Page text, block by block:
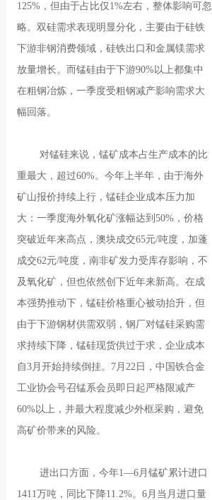
125%，但由于占比仅1%左右，整体影响可忽
略。双硅需求表现明显分化，主要由于硅铁
下游非钢消费领域，硅铁出口和金属镁需求
放量增长。而锰硅由于下游90%以上都集中
在粗钢冶炼，一季度受粗钢减产影响需求大
幅回落。
对锰硅来说，锰矿成本占生产成本的比
重最大，超过60%。今年上半年，由于海外
矿山报价持续上行，锰硅企业成本压力加
大：一季度海外氧化矿涨幅达到50%，价格
突破近年来高点，澳块成交65元/吨度，加蓬
成交62元/吨度，南非矿发力受库存影响，不
及氧化矿，但也依然创下近年来新高。在成
本强势推动下，锰硅价格重心被动抬升，但
由于下游钢材供需双弱，钢厂对锰硅采购需
求持续下降，锰硅现货供过于求，企业成本
自3月开始持续倒挂。7月22日，中国铁合金
工业协会号召锰系会员即日起严格限减产
60%以上，并最大程度减少外框采购，避免
高矿价带来的风险。
进出口方面，今年1—6月锰矿累计进口
1411万吨，同比下降11.2%。6月当月进口量